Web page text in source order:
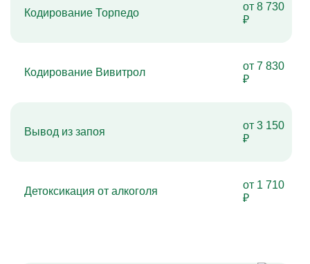
Кодирование Торпедо
от 8 730
₽
Кодирование Вивитрол
от 7 830
₽
Вывод из запоя
от 3 150
₽
Детоксикация от алкоголя
от 1 710
₽